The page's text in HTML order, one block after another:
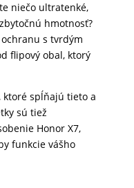
niečo ultratenké,
hmotnosť?
s tvrdým
flipový obal, ktorý
spĺňajú tieto a
sú tiež
Honor X7,
funkcie vášho